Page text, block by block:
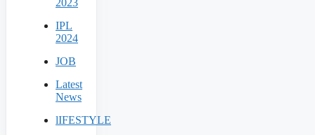
IPL
2024
JOB
Latest
News
lIFESTYLE